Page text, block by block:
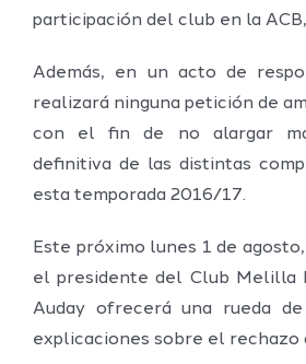
participación del club en la
Además, en un acto de
realizará ninguna petición de
con el fin de no alargar
definitiva de las distintas
esta temporada 2016/17.
Este próximo lunes 1 de
el presidente del Club Melilla
Auday ofrecerá una rueda
explicaciones sobre el rechazo